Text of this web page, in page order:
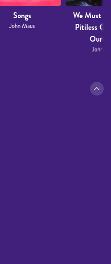
Songs
John Maus
We Must
Pitiless
John